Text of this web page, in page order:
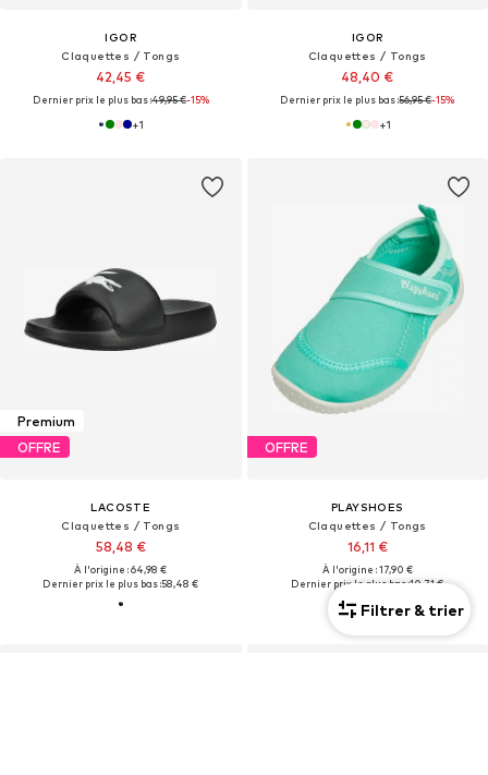
IGOR
Claquettes / Tongs
42,45 €
Dernier prix le plus bas :49,95 €-15%
+1
IGOR
Claquettes / Tongs
48,40 €
Dernier prix le plus bas :56,95 €-15%
+1
Premium
OFFRE
LACOSTE
Claquettes / Tongs
58,48 €
À l'origine : 64,98 €
Dernier prix le plus bas :58,48 €
OFFRE
PLAYSHOES
Claquettes / Tongs
16,11 €
À l'origine : 17,90 €
Dernier prix le plus bas :10,71 €
+1
Filtrer & trier